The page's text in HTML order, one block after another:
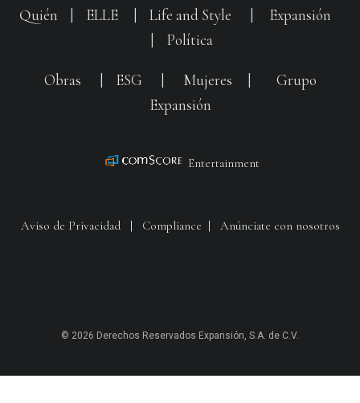
Quién ELLE Life and Style
Expansión
Política
Obras ESG Mujeres
Grupo
Expansión
Entertainment
Aviso de Privacidad| Compliance | Anúnciate con nosotros
© 2026 Derechos Reservados Expansión, S.A. de C.V.